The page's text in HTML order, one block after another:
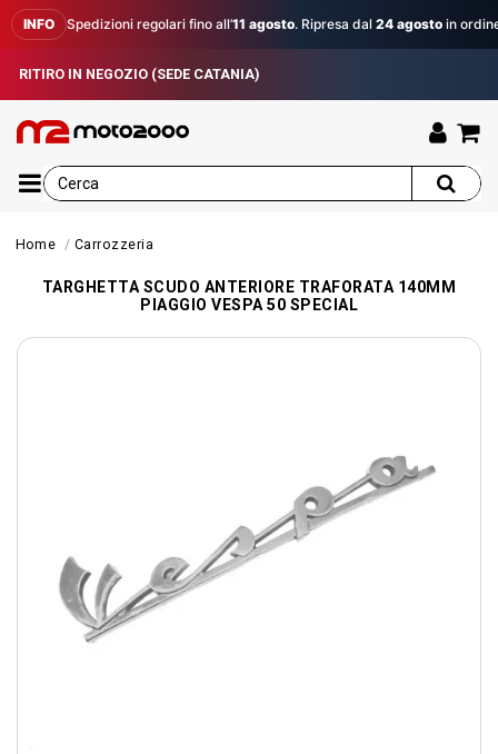
INFO Spedizioni regolari fino all’11 agosto. Ripresa dal 24 agosto in
RITIRO IN NEGOZIO (SEDE CATANIA)
Home Carrozzeria
TARGHETTA SCUDO ANTERIORE TRAFORATA 140MM
PIAGGIO VESPA 50 SPECIAL